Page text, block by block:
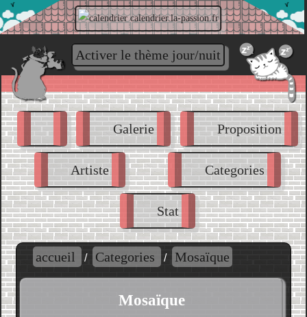
la-passion.fr/poste//index.php?p=poste
Activer le thème jour/nuit
Galerie Proposition
Artiste Categories
Stat
accueil / Categories / Mosaïque
Mosaïque